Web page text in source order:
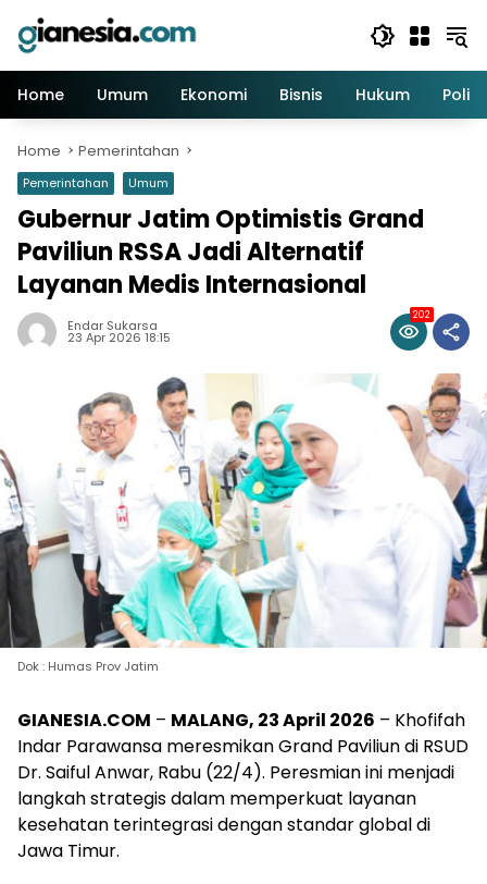
content
Home
Umum Ekonomi Bisnis Hukum Politik
Home Pemerintahan
Pemerintahan Umum
Gubernur Jatim Optimistis Grand
Paviliun RSSA Jadi Alternatif
Layanan Medis Internasional
Endar Sukarsa
23 Apr 2026 18:15
202
Dok : Humas Prov Jatim
GIANESIA.COM – MALANG, 23 April 2026 – Khofifah
Indar Parawansa meresmikan Grand Paviliun di RSUD
Dr. Saiful Anwar, Rabu (22/4). Peresmian ini menjadi
langkah strategis dalam memperkuat layanan
kesehatan terintegrasi dengan standar global di
Jawa Timur.